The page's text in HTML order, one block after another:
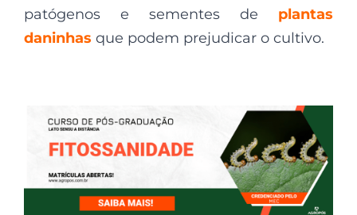
patógenos e sementes de plantas
daninhas que podem prejudicar o cultivo.